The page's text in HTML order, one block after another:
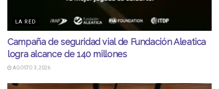
LA RED
Campaña de seguridad vial de Fundación Aleatica
logra alcance de 140 millones
AGOSTO 3, 2026